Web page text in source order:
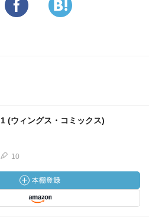
(ウィングス・コミックス)
10